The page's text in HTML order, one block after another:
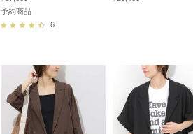
予約商品
6